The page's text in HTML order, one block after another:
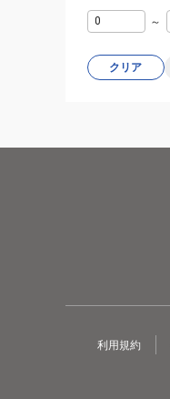
～
クリア
利用規約